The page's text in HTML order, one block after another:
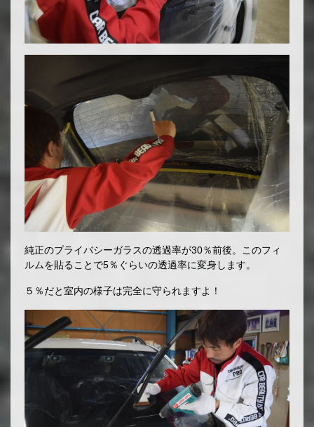
純正のプライバシーガラスの透過率が30％前後。このフィ
ルムを貼ることで5％ぐらいの透過率に変身します。
５％だと室内の様子は完全に守られますよ！